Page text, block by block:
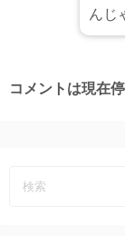
んじ
コメントは現在停